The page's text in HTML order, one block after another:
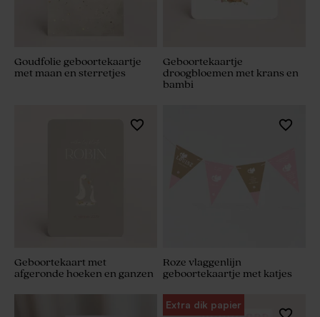
Goudfolie geboortekaartje
met maan en sterretjes
Geboortekaartje
droogbloemen met krans en
bambi
Geboortekaart met
afgeronde hoeken en ganzen
Roze vlaggenlijn
geboortekaartje met katjes
Extra dik papier